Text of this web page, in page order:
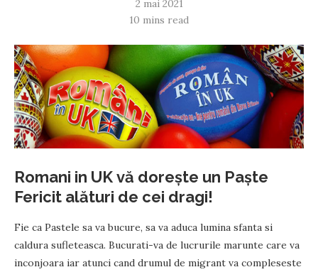
2 mai 2021
10 mins read
Romani in UK vă dorește un Paște
Fericit alături de cei dragi!
Fie ca Pastele sa va bucure, sa va aduca lumina sfanta si
caldura sufleteasca. Bucurati-va de lucrurile marunte care va
inconjoara iar atunci cand drumul de migrant va compleseste